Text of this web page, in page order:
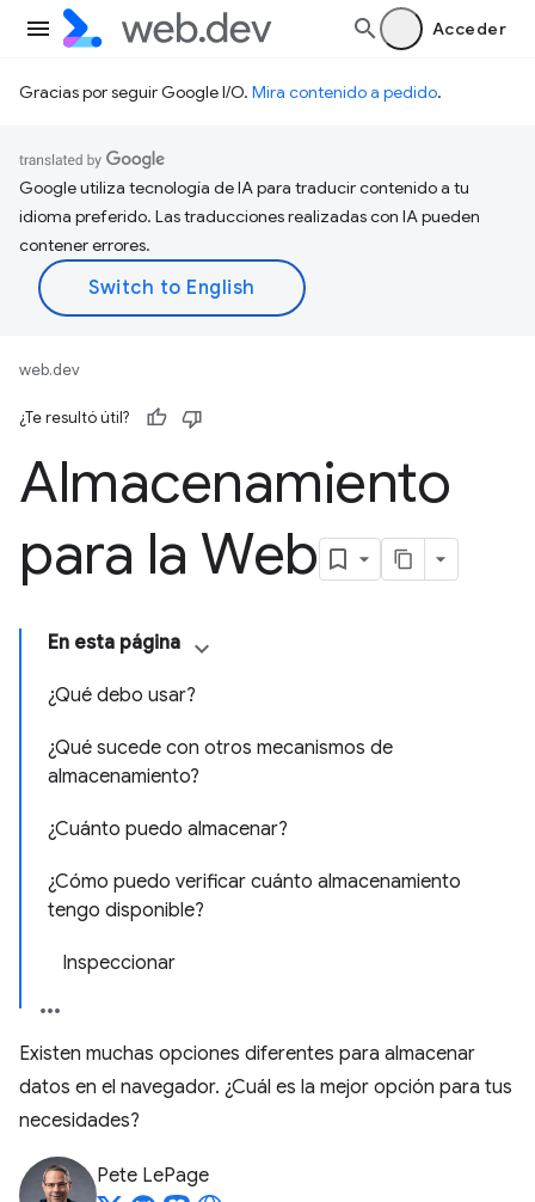
Acceder
Gracias por seguir Google I/O. Mira contenido a pedido.
Google utiliza tecnología de IA para traducir contenido a tu
idioma preferido. Las traducciones realizadas con IA pueden
contener errores.
web.dev
¿Te resultó útil?
Almacenamiento
para la Web
En esta página
¿Qué debo usar?
¿Qué sucede con otros mecanismos de
almacenamiento?
¿Cuánto puedo almacenar?
¿Cómo puedo verificar cuánto almacenamiento
tengo disponible?
Inspeccionar
Existen muchas opciones diferentes para almacenar
datos en el navegador. ¿Cuál es la mejor opción para tus
necesidades?
Pete LePage